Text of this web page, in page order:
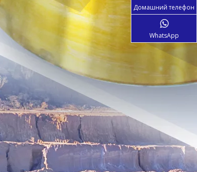
Домашний телефон
WhatsApp